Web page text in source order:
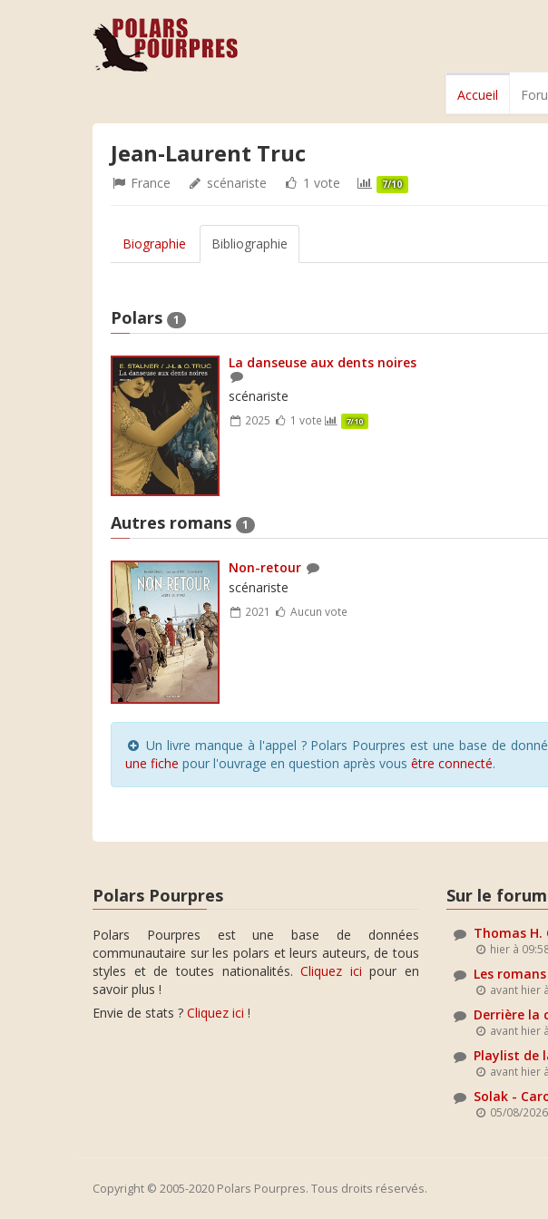
Accueil
Jean-Laurent Truc
France scénariste 1 vote 7/10
Biographie Bibliographie
Polars 1
La danseuse aux dents noires
scénariste
2025 1 vote 7/10
Autres romans 1
Non-retour
scénariste
2021 Aucun vote
Un livre manque à l'appel ? Polars Pourpres est une base de
une fiche pour l'ouvrage en question après vous être connecté.
Polars Pourpres
Polars Pourpres est une base de données
communautaire sur les polars et leurs auteurs, de tous
styles et de toutes nationalités.Cliquez ici pour en
savoir plus !
Envie de stats ? Cliquez ici !
Sur le forum
Thomas H.
hier à
Les
avant hier
Derrière la
avant hier
Playlist de
avant hier
Solak -
05/08/
Copyright © 2005-2020 Polars Pourpres. Tous droits réservés.